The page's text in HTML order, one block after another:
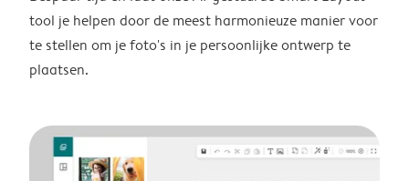
tool je helpen door de meest harmonieuze manier voor
te stellen om je foto's in je persoonlijke ontwerp te
plaatsen.